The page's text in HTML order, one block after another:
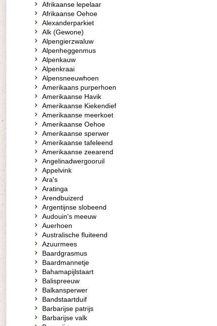
Afrikaanse lepelaar
Afrikaanse Oehoe
Alexanderparkiet
Alk (Gewone)
Alpengierzwaluw
Alpenheggenmus
Alpenkauw
Alpenkraai
Alpensneeuwhoen
Amerikaans purperhoen
Amerikaanse Havik
Amerikaanse Kiekendief
Amerikaanse meerkoet
Amerikaanse Oehoe
Amerikaanse sperwer
Amerikaanse tafeleend
Amerikaanse zeearend
Angelinadwergooruil
Appelvink
Ara's
Aratinga
Arendbuizerd
Argentijnse slobeend
Audouin's meeuw
Auerhoen
Australische fluiteend
Azuurmees
Baardgrasmus
Baardmannetje
Bahamapijlstaart
Balispreeuw
Balkansperwer
Bandstaartduif
Barbarijse patrijs
Barbarijse valk